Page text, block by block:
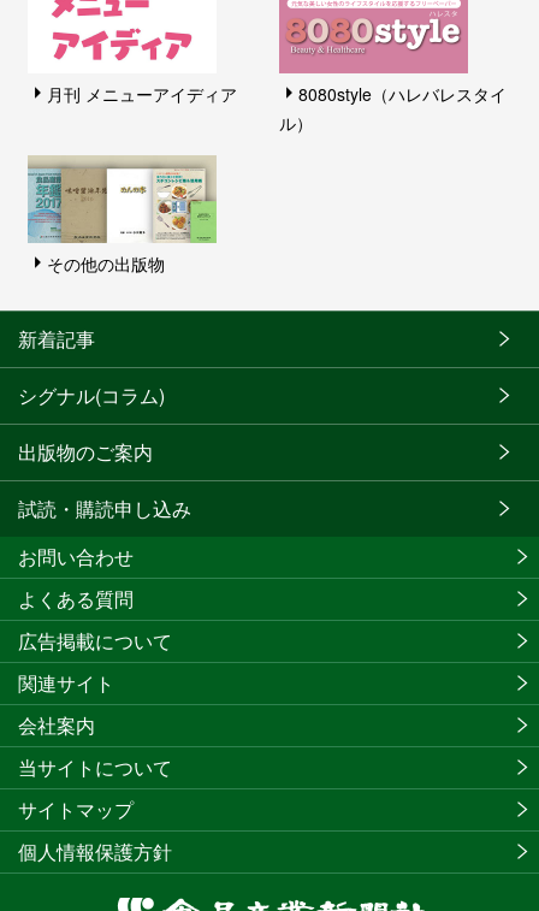
月刊 メニューアイディア
8080style（ハレバレスタイ
ル）
その他の出版物
新着記事
シグナル(コラム)
出版物のご案内
試読・購読申し込み
お問い合わせ
よくある質問
広告掲載について
関連サイト
会社案内
当サイトについて
サイトマップ
個人情報保護方針